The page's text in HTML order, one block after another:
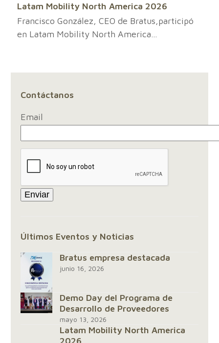
Latam Mobility North America 2026
Francisco González, CEO de Bratus,participó
en Latam Mobility North America…
Contáctanos
Email
Últimos Eventos y Noticias
Bratus empresa destacada
junio 16, 2026
Demo Day del Programa de
Desarrollo de Proveedores
mayo 13, 2026
Latam Mobility North America
2026